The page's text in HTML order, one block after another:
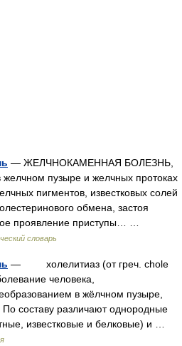
— ЖЕЛЧНОКАМЕННАЯ БОЛЕЗНЬ,
желчном пузыре и желчных протоках
пигментов, известковых солей
обмена, застоя
проявление приступы… …
словарь
— холелитиаз (от греч. chole
человека,
в жёлчном пузыре,
составу различают однородные
известковые и белковые) и …